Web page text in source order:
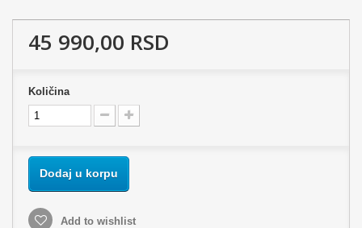
45 990,00 RSD
Količina
Dodaj u korpu
Add to wishlist